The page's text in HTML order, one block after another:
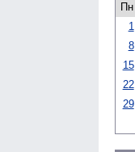
Пн
1
8
15
22
29